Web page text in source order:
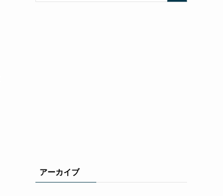
アーカイブ